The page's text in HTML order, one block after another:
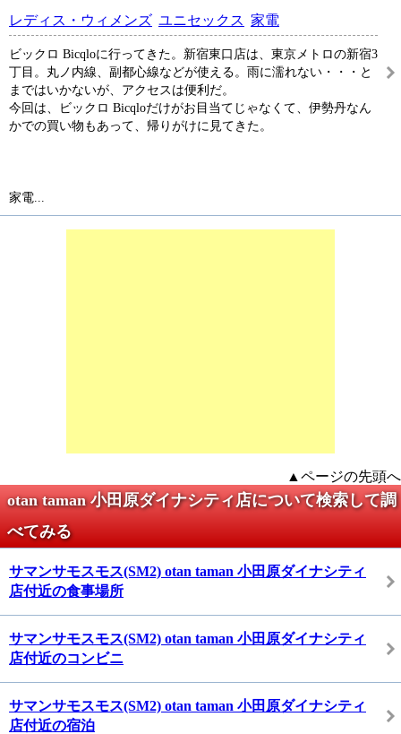
レディス・ウィメンズ ユニセックス 家電
ビックロ Bicqloに行ってきた。新宿東口店は、東京メトロの新宿3
丁目。丸ノ内線、副都心線などが使える。雨に濡れない・・・と
まではいかないが、アクセスは便利だ。
今回は、ビックロ Bicqloだけがお目当てじゃなくて、伊勢丹なん
かでの買い物もあって、帰りがけに見てきた。
家電...
▲ページの先頭へ
otan taman 小田原ダイナシティ店について検索して調
べてみる
サマンサモスモス(SM2) otan taman 小田原ダイナシティ
店付近の食事場所
サマンサモスモス(SM2) otan taman 小田原ダイナシティ
店付近のコンビニ
サマンサモスモス(SM2) otan taman 小田原ダイナシティ
店付近の宿泊